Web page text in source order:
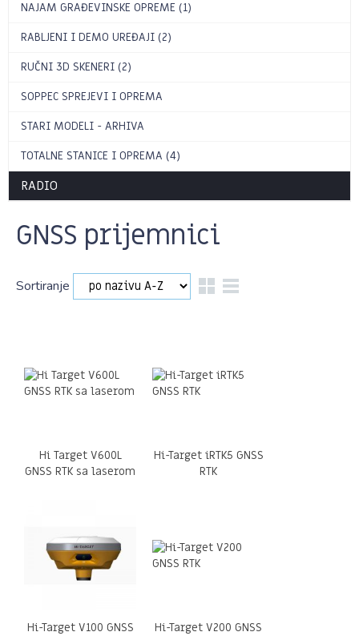
NAJAM GRAĐEVINSKE OPREME (1)
RABLJENI I DEMO UREĐAJI (2)
RUČNI 3D SKENERI (2)
SOPPEC SPREJEVI I OPREMA
STARI MODELI - ARHIVA
TOTALNE STANICE I OPREMA (4)
RADIO
GNSS prijemnici
Sortiranje
Hi Target V600L
GNSS RTK sa laserom
Hi-Target iRTK5 GNSS
RTK
Hi-Target V100 GNSS
Hi-Target V200 GNSS